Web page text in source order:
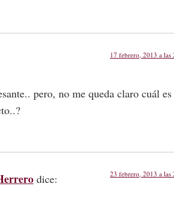
17 febrero, 2013 a las
pero, no me queda claro cuál
dice: 23 febrero, 2013 a las